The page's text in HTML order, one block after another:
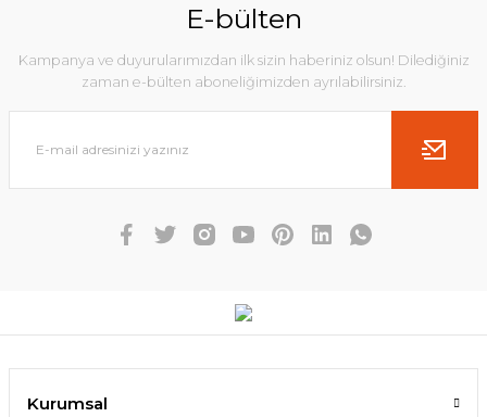
E-bülten
Kampanya ve duyurularımızdan ilk sizin haberiniz olsun! Dilediğiniz
zaman e-bülten aboneliğimizden ayrılabilirsiniz.
Kurumsal